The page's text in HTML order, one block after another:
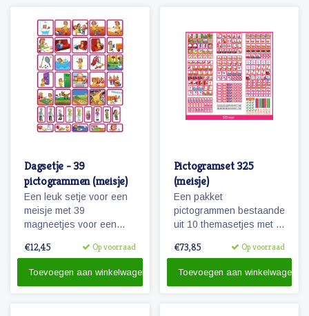
Dagsetje - 39
pictogrammen (meisje)
Een leuk setje voor een
meisje met 39
magneetjes voor een
magneetjes voor school,
natuurlijk ook sport, spel
€12,45 Op voorraad
Toevoegen aan winkelwagen
Pictogramset 325
(meisje)
Een pakket
pictogrammen bestaande
uit 10 themasetjes met in
voor een volledige
€73,85 Op voorraad
Toevoegen aan winkelwagen